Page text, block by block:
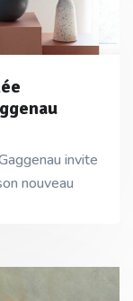
invite
nouveau